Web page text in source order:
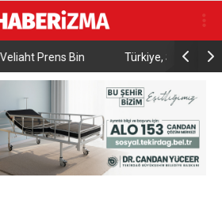
ve Pakistan arasında ortak
imzalandı.
Kıratlı:
demektir”